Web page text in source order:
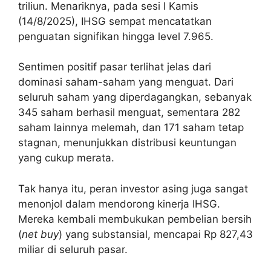
triliun. Menariknya, pada sesi I Kamis
(14/8/2025), IHSG sempat mencatatkan
penguatan signifikan hingga level 7.965.
Sentimen positif pasar terlihat jelas dari
dominasi saham-saham yang menguat. Dari
seluruh saham yang diperdagangkan, sebanyak
345 saham berhasil menguat, sementara 282
saham lainnya melemah, dan 171 saham tetap
stagnan, menunjukkan distribusi keuntungan
yang cukup merata.
Tak hanya itu, peran investor asing juga sangat
menonjol dalam mendorong kinerja IHSG.
Mereka kembali membukukan pembelian bersih
(net buy) yang substansial, mencapai Rp 827,43
miliar di seluruh pasar.